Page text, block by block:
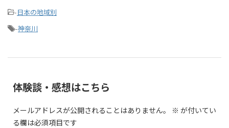
-日本の地域別
-神奈川
体験談・感想はこちら
メールアドレスが公開されることはありません。 ※ が付いてい
る欄は必須項目です